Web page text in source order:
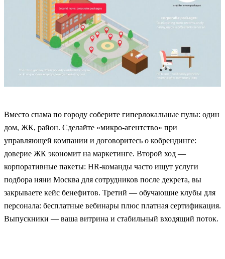
Вместо спама по городу соберите гиперлокальные пулы: один
дом, ЖК, район. Сделайте «микро-агентство» при
управляющей компании и договоритесь о кобрендинге:
доверие ЖК экономит на маркетинге. Второй ход —
корпоративные пакеты: HR-команды часто ищут услуги
подбора няни Москва для сотрудников после декрета, вы
закрываете кейс бенефитов. Третий — обучающие клубы для
персонала: бесплатные вебинары плюс платная сертификация.
Выпускники — ваша витрина и стабильный входящий поток.